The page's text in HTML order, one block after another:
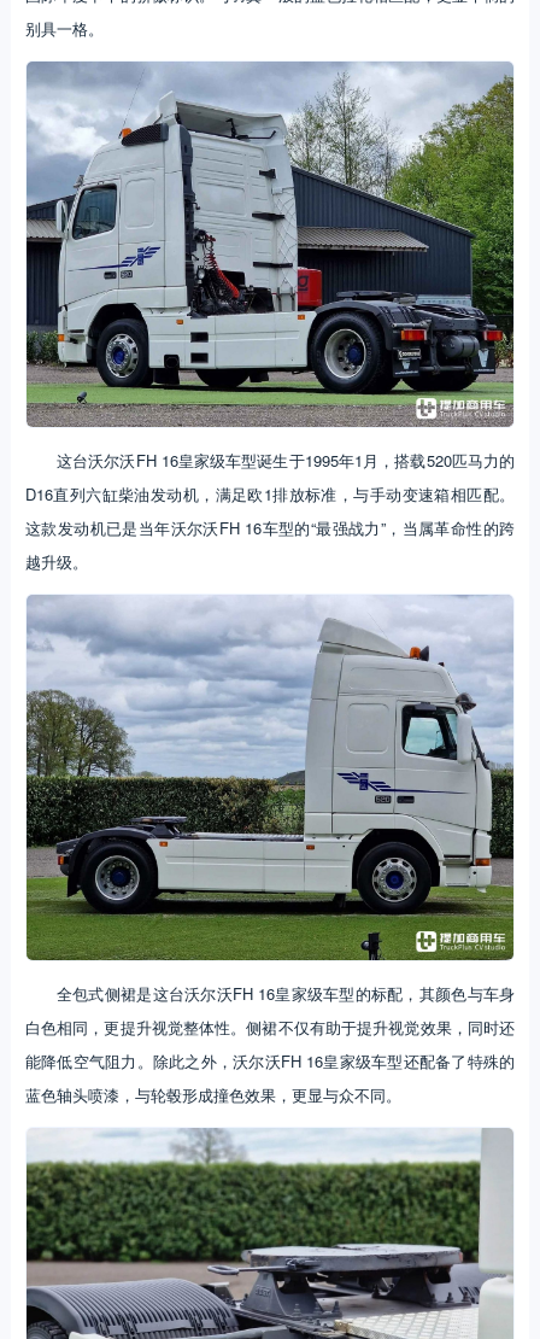
别具一格。
这台沃尔沃FH 16皇家级车型诞生于1995年1月，搭载520匹马力的
D16直列六缸柴油发动机，满足欧1排放标准，与手动变速箱相匹配。
这款发动机已是当年沃尔沃FH 16车型的“最强战力”，当属革命性的跨
越升级。
全包式侧裙是这台沃尔沃FH 16皇家级车型的标配，其颜色与车身
白色相同，更提升视觉整体性。侧裙不仅有助于提升视觉效果，同时还
能降低空气阻力。除此之外，沃尔沃FH 16皇家级车型还配备了特殊的
蓝色轴头喷漆，与轮毂形成撞色效果，更显与众不同。